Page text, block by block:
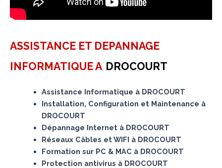
ASSISTANCE ET DEPANNAGE
INFORMATIQUE A DROCOURT
Assistance Informatique à DROCOURT
Installation, Configuration et Maintenance à
DROCOURT
Dépannage Internet à DROCOURT
Réseaux Câbles et WIFI à DROCOURT
Formation sur PC & MAC à DROCOURT
Protection antivirus à DROCOURT